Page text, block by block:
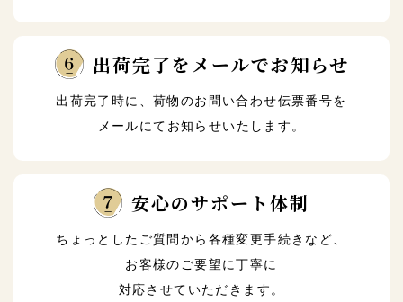
出荷完了をメールでお知らせ
出荷完了時に、荷物のお問い合わせ伝票番号を
メールにてお知らせいたします。
安心のサポート体制
ちょっとしたご質問から各種変更手続きなど、
お客様のご要望に丁寧に
対応させていただきます。